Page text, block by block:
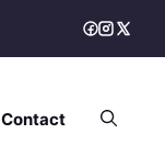
Contact